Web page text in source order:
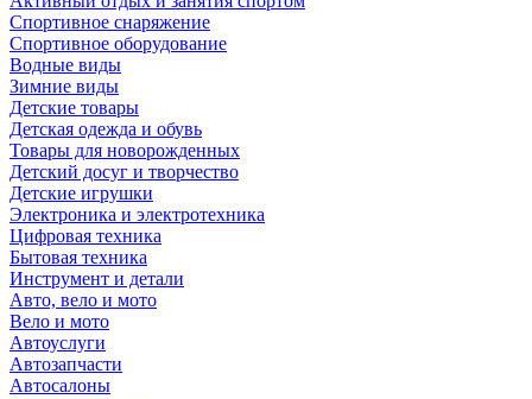
Спортивное снаряжение
Спортивное оборудование
Водные виды
Зимние виды
Детские товары
Детская одежда и обувь
Товары для новорожденных
Детский досуг и творчество
Детские игрушки
Электроника и электротехника
Цифровая техника
Бытовая техника
Инструмент и детали
Авто, вело и мото
Вело и мото
Автоуслуги
Автозапчасти
Автосалоны